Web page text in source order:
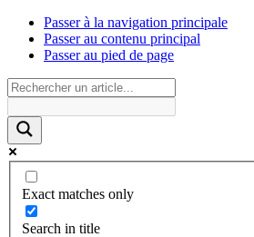
Passer à la navigation principale
Passer au contenu principal
Passer au pied de page
Exact matches only
Search in title